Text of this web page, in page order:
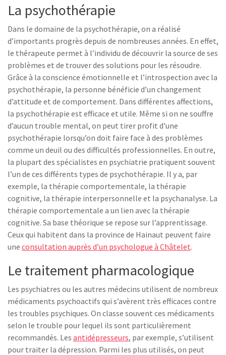
La psychothérapie
Dans le domaine de la psychothérapie, on a réalisé
d’importants progrès depuis de nombreuses années. En effet,
le thérapeute permet à l’individu de découvrir la source de ses
problèmes et de trouver des solutions pour les résoudre.
Grâce à la conscience émotionnelle et l’introspection avec la
psychothérapie, la personne bénéficie d’un changement
d’attitude et de comportement. Dans différentes affections,
la psychothérapie est efficace et utile. Même si on ne souffre
d’aucun trouble mental, on peut tirer profit d’une
psychothérapie lorsqu’on doit faire face à des problèmes
comme un deuil ou des difficultés professionnelles. En outre,
la plupart des spécialistes en psychiatrie pratiquent souvent
l’un de ces différents types de psychothérapie. Il y a, par
exemple, la thérapie comportementale, la thérapie
cognitive, la thérapie interpersonnelle et la psychanalyse. La
thérapie comportementale a un lien avec la thérapie
cognitive. Sa base théorique se repose sur l’apprentissage.
Ceux qui habitent dans la province de Hainaut peuvent faire
une consultation auprès d’un psychologue à Châtelet.
Le traitement pharmacologique
Les psychiatres ou les autres médecins utilisent de nombreux
médicaments psychoactifs qui s’avèrent très efficaces contre
les troubles psychiques. On classe souvent ces médicaments
selon le trouble pour lequel ils sont particulièrement
recommandés. Les antidépresseurs, par exemple, s’utilisent
pour traiter la dépression. Parmi les plus utilisés, on peut